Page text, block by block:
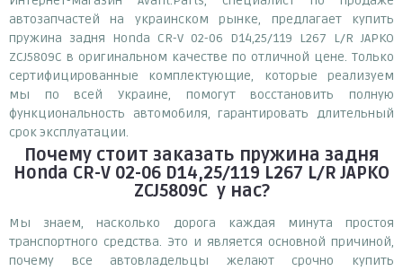
автозапчастей на украинском рынке, предлагает купить
пружина задня Honda CR-V 02-06 D14,25/119 L267 L/R JAPKO
ZCJ5809C в оригинальном качестве по отличной цене. Только
сертифицированные комплектующие, которые реализуем
мы по всей Украине, помогут восстановить полную
функциональность автомобиля, гарантировать длительный
срок эксплуатации.
Почему стоит заказать пружина задня
Honda CR-V 02-06 D14,25/119 L267 L/R JAPKO
ZCJ5809C у нас?
Мы знаем, насколько дорога каждая минута простоя
транспортного средства. Это и является основной причиной,
почему все автовладельцы желают срочно купить